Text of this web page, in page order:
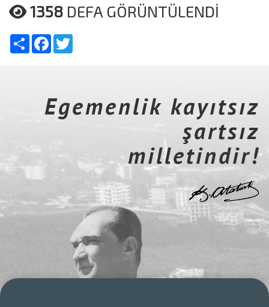
1358 DEFA GÖRÜNTÜLENDİ
Share Facebook
Egemenlik kayıtsız
şartsız
milletindir!